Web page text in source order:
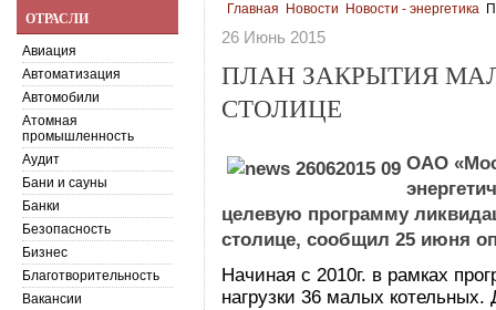
Главная Новости Новости - энергетика
26 Июнь 2015
ПЛАН ЗАКРЫТИЯ
СТОЛИЦЕ
ОАО
целевую программу
столице, сообщил 25 июня
Начиная с 2010г. в рамках
нагрузки 36 малых котельных.
ОТРАСЛИ
Авиация
Автоматизация
Автомобили
Атомная
промышленность
Аудит
Бани и сауны
Банки
Безопасность
Бизнес
Благотворительность
Вакансии